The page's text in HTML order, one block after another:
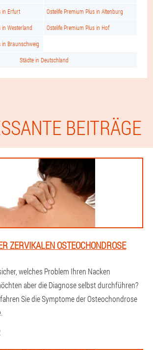
in Erfurt Ostelife Premium Plus in Altenburg
in Westerland Ostelife Premium Plus in Hof
in Braunschweig
Städte in Deutschland
BEITRÄGE
ZERVIKALEN OSTEOCHONDROSE
welches Problem Ihren Nacken
aber die Diagnose selbst durchführen?
Sie die Symptome der Osteochondrose